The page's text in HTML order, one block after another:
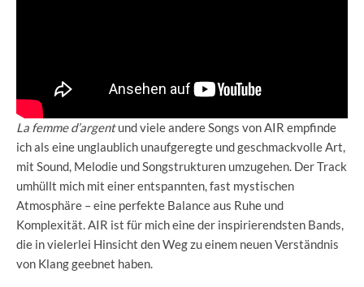
La femme d’argentund viele andere Songs von AIR empfinde
ich als eine unglaublich unaufgeregte und geschmackvolle Art,
mit Sound, Melodie und Songstrukturen umzugehen. Der Track
umhüllt mich mit einer entspannten, fast mystischen
Atmosphäre – eine perfekte Balance aus Ruhe und
Komplexität. AIR ist für mich eine der inspirierendsten Bands,
die in vielerlei Hinsicht den Weg zu einem neuen Verständnis
von Klang geebnet haben.